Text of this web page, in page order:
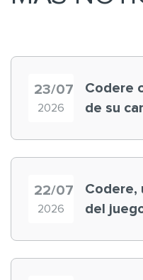
23/07
2026
Codere
de su
22/07
2026
Codere,
del juego